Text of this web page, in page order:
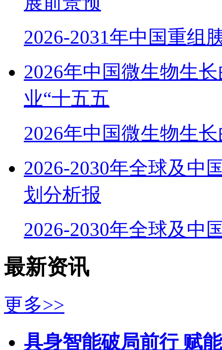
2026-2031年中国重组
2026年中国微生物生
业“十五五
2026年中国微生物生
2026-2030年全球及中
划分析报
2026-2030年全球及中
最新资讯
更多>>
具身智能破局前行 赋